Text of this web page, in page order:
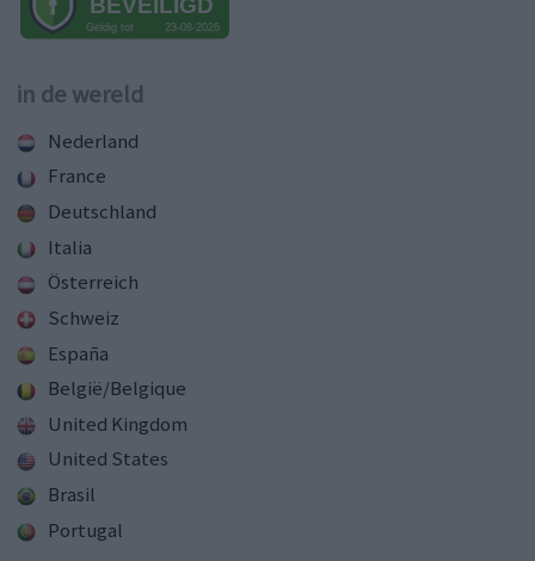
in de wereld
Nederland
France
Deutschland
Italia
Österreich
Schweiz
España
België/Belgique
United Kingdom
United States
Brasil
Portugal